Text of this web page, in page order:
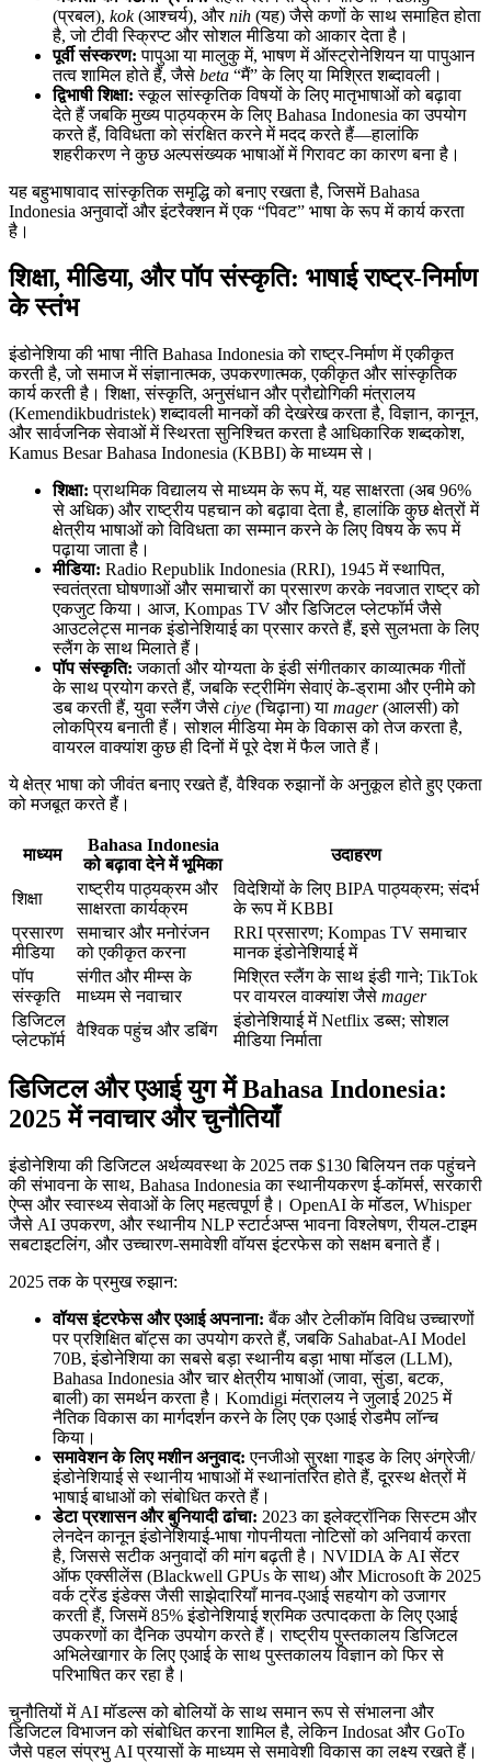
(प्रबल), kok(आश्चर्य), औरnih (यह) जैसे कणों के साथ समाहित होता
है, जो टीवी स्क्रिप्ट और सोशल मीडिया को आकार देता है।
पूर्वी संस्करण: पापुआ या मालुकु में, भाषण में ऑस्ट्रोनेशियन या पापुआन
तत्व शामिल होते हैं, जैसे beta “मैं” के लिए या मिश्रित शब्दावली।
द्विभाषी शिक्षा: स्कूल सांस्कृतिक विषयों के लिए मातृभाषाओं को बढ़ावा
देते हैं जबकि मुख्य पाठ्यक्रम के लिए Bahasa Indonesia का उपयोग
करते हैं, विविधता को संरक्षित करने में मदद करते हैं—हालांकि
शहरीकरण ने कुछ अल्पसंख्यक भाषाओं में गिरावट का कारण बना है।
यह बहुभाषावाद सांस्कृतिक समृद्धि को बनाए रखता है, जिसमें Bahasa
Indonesia अनुवादों और इंटरैक्शन में एक “पिवट” भाषा के रूप में कार्य करता
है।
शिक्षा, मीडिया, और पॉप संस्कृति: भाषाई राष्ट्र-निर्माण
के स्तंभ
इंडोनेशिया की भाषा नीति Bahasa Indonesia को राष्ट्र-निर्माण में एकीकृत
करती है, जो समाज में संज्ञानात्मक, उपकरणात्मक, एकीकृत और सांस्कृतिक
कार्य करती है। शिक्षा, संस्कृति, अनुसंधान और प्रौद्योगिकी मंत्रालय
(Kemendikbudristek) शब्दावली मानकों की देखरेख करता है, विज्ञान, कानून,
और सार्वजनिक सेवाओं में स्थिरता सुनिश्चित करता है आधिकारिक शब्दकोश,
Kamus Besar Bahasa Indonesia (KBBI) के माध्यम से।
शिक्षा: प्राथमिक विद्यालय से माध्यम के रूप में, यह साक्षरता (अब 96%
से अधिक) और राष्ट्रीय पहचान को बढ़ावा देता है, हालांकि कुछ क्षेत्रों में
क्षेत्रीय भाषाओं को विविधता का सम्मान करने के लिए विषय के रूप में
पढ़ाया जाता है।
मीडिया: Radio Republik Indonesia (RRI), 1945 में स्थापित,
स्वतंत्रता घोषणाओं और समाचारों का प्रसारण करके नवजात राष्ट्र को
एकजुट किया। आज, Kompas TV और डिजिटल प्लेटफॉर्म जैसे
आउटलेट्स मानक इंडोनेशियाई का प्रसार करते हैं, इसे सुलभता के लिए
स्लैंग के साथ मिलाते हैं।
पॉप संस्कृति: जकार्ता और योग्यता के इंडी संगीतकार काव्यात्मक गीतों
के साथ प्रयोग करते हैं, जबकि स्ट्रीमिंग सेवाएं के-ड्रामा और एनीमे को
डब करती हैं, युवा स्लैंग जैसे ciye (चिढ़ाना) या mager(आलसी) को
लोकप्रिय बनाती हैं। सोशल मीडिया मेम के विकास को तेज करता है,
वायरल वाक्यांश कुछ ही दिनों में पूरे देश में फैल जाते हैं।
ये क्षेत्र भाषा को जीवंत बनाए रखते हैं, वैश्विक रुझानों के अनुकूल होते हुए एकता
को मजबूत करते हैं।
माध्यम
Bahasa Indonesia
को बढ़ावा देने में भूमिका
उदाहरण
शिक्षा
राष्ट्रीय पाठ्यक्रम और
साक्षरता कार्यक्रम
विदेशियों के लिए BIPA पाठ्यक्रम; संदर्भ
के रूप में KBBI
प्रसारण
मीडिया
समाचार और मनोरंजन
को एकीकृत करना
RRI प्रसारण; Kompas TV समाचार
मानक इंडोनेशियाई में
पॉप
संस्कृति
संगीत और मीम्स के
माध्यम से नवाचार
मिश्रित स्लैंग के साथ इंडी गाने; TikTok
पर वायरल वाक्यांश जैसे mager
डिजिटल
प्लेटफॉर्म
वैश्विक पहुंच और डबिंग
इंडोनेशियाई में Netflix डब्स; सोशल
मीडिया निर्माता
डिजिटल और एआई युग में Bahasa Indonesia:
2025 में नवाचार और चुनौतियाँ
इंडोनेशिया की डिजिटल अर्थव्यवस्था के 2025 तक $130 बिलियन तक पहुंचने
की संभावना के साथ, Bahasa Indonesia का स्थानीयकरण ई-कॉमर्स, सरकारी
ऐप्स और स्वास्थ्य सेवाओं के लिए महत्वपूर्ण है। OpenAI के मॉडल, Whisper
जैसे AI उपकरण, और स्थानीय NLP स्टार्टअप्स भावना विश्लेषण, रीयल-टाइम
सबटाइटलिंग, और उच्चारण-समावेशी वॉयस इंटरफेस को सक्षम बनाते हैं।
2025 तक के प्रमुख रुझान:
वॉयस इंटरफेस और एआई अपनाना: बैंक और टेलीकॉम विविध उच्चारणों
पर प्रशिक्षित बॉट्स का उपयोग करते हैं, जबकि Sahabat-AI Model
70B, इंडोनेशिया का सबसे बड़ा स्थानीय बड़ा भाषा मॉडल (LLM),
Bahasa Indonesia और चार क्षेत्रीय भाषाओं (जावा, सुंडा, बटक,
बाली) का समर्थन करता है। Komdigi मंत्रालय ने जुलाई 2025 में
नैतिक विकास का मार्गदर्शन करने के लिए एक एआई रोडमैप लॉन्च
किया।
समावेशन के लिए मशीन अनुवाद: एनजीओ सुरक्षा गाइड के लिए अंग्रेजी/
इंडोनेशियाई से स्थानीय भाषाओं में स्थानांतरित होते हैं, दूरस्थ क्षेत्रों में
भाषाई बाधाओं को संबोधित करते हैं।
डेटा प्रशासन और बुनियादी ढांचा: 2023 का इलेक्ट्रॉनिक सिस्टम और
लेनदेन कानून इंडोनेशियाई-भाषा गोपनीयता नोटिसों को अनिवार्य करता
है, जिससे सटीक अनुवादों की मांग बढ़ती है। NVIDIA के AI सेंटर
ऑफ एक्सीलेंस (Blackwell GPUs के साथ) और Microsoft के 2025
वर्क ट्रेंड इंडेक्स जैसी साझेदारियाँ मानव-एआई सहयोग को उजागर
करती हैं, जिसमें 85% इंडोनेशियाई श्रमिक उत्पादकता के लिए एआई
उपकरणों का दैनिक उपयोग करते हैं। राष्ट्रीय पुस्तकालय डिजिटल
अभिलेखागार के लिए एआई के साथ पुस्तकालय विज्ञान को फिर से
परिभाषित कर रहा है।
चुनौतियों में AI मॉडल्स को बोलियों के साथ समान रूप से संभालना और
डिजिटल विभाजन को संबोधित करना शामिल है, लेकिन Indosat और GoTo
जैसे पहल संप्रभु AI प्रयासों के माध्यम से समावेशी विकास का लक्ष्य रखते हैं।